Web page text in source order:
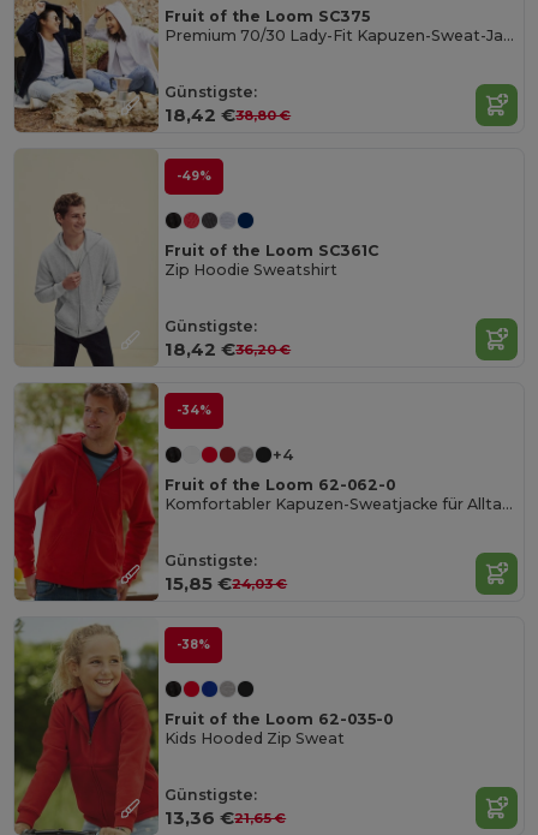
Fruit of the Loom SC375
Premium 70/30 Lady-Fit Kapuzen-Sweat-Jacke
Günstigste:
18,42 €38,80 €
-49%
Fruit of the Loom SC361C
Zip Hoodie Sweatshirt
Günstigste:
18,42 €36,20 €
-34%
+4
Fruit of the Loom 62-062-0
Komfortabler Kapuzen-Sweatjacke für Alltag und Freizeit
Günstigste:
15,85 €24,03 €
-38%
Fruit of the Loom 62-035-0
Kids Hooded Zip Sweat
Günstigste:
13,36 €21,65 €